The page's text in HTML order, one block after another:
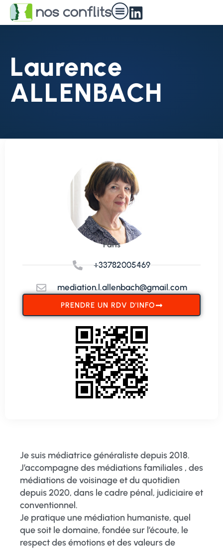
Laurence
ALLENBACH
Paris
+33782005469
mediation.l.allenbach@gmail.com
PRENDRE UN RDV D'INFO
Je suis médiatrice généraliste depuis 2018.
J’accompagne des médiations familiales , des
médiations de voisinage et du quotidien
depuis 2020, dans le cadre pénal, judiciaire et
conventionnel.
Je pratique une médiation humaniste, quel
que soit le domaine, fondée sur l’écoute, le
respect des émotions et des valeurs de